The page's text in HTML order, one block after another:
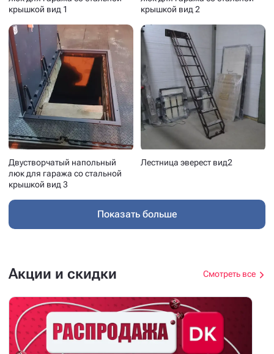
крышкой вид 1
крышкой вид 2
Двустворчатый напольный
люк для гаража со стальной
крышкой вид 3
Лестница эверест вид2
Показать больше
Акции и скидки Смотреть все